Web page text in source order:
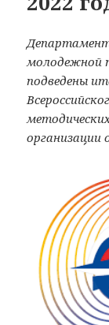
молодежной
подведены
организации